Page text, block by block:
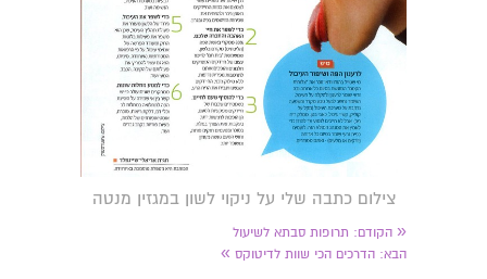
צילום כתבה שלי על ניקוי לשון במגזין מנטה
« הקודם: תרופות סבתא לשיעול
הבא: הדרכים הכי שוות לדיטוקס »